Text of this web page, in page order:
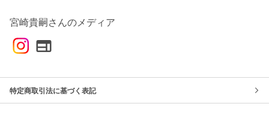
宮崎貴嗣さんのメディア
特定商取引法に基づく表記